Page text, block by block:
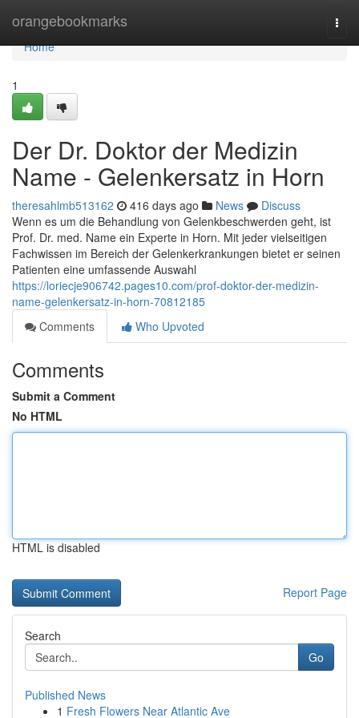
orangebookmarks
Home
Home
1
Der Dr. Doktor der Medizin
Name - Gelenkersatz in Horn
theresahlmb513162 416 days ago News
Discuss
Wenn es um die Behandlung von Gelenkbeschwerden geht, ist
Prof. Dr. med. Name ein Experte in Horn. Mit jeder vielseitigen
Fachwissen im Bereich der Gelenkerkrankungen bietet er seinen
Patienten eine umfassende Auswahl
https://loriecje906742.pages10.com/prof-doktor-der-medizin-
name-gelenkersatz-in-horn-70812185
Comments
Who Upvoted
Comments
Submit a Comment
No HTML
HTML is disabled
Report Page
Search
Go
Published News
1 Fresh Flowers Near Atlantic Ave